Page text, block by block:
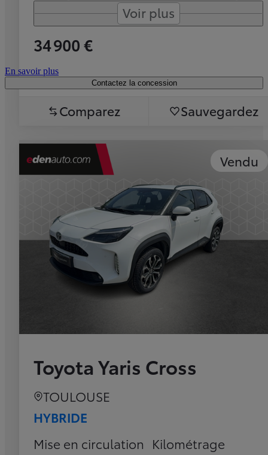
Voir plus
34 900 €
En savoir plus
Contactez la concession
Comparez Sauvegardez
Vendu
Toyota Yaris Cross
TOULOUSE
HYBRIDE
Mise en circulation Kilométrage